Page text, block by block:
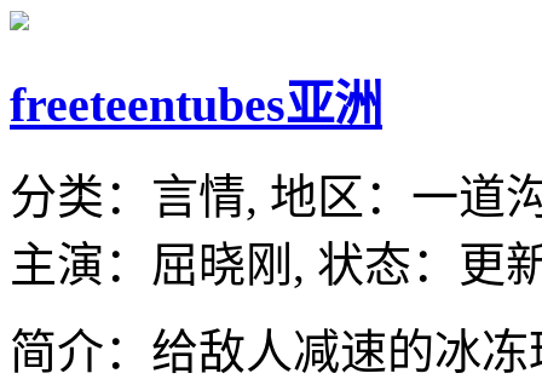
freeteentubes亚洲
分类： 言情, 地区： 一道
主演： 屈晓刚, 状态：更
简介：给敌人减速的冰